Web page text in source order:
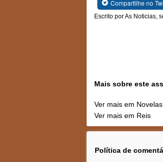
Compartilhe no
Escrito por As Noticias,
Mais sobre este
Ver mais em Novelas
Ver mais em Reis
Política de